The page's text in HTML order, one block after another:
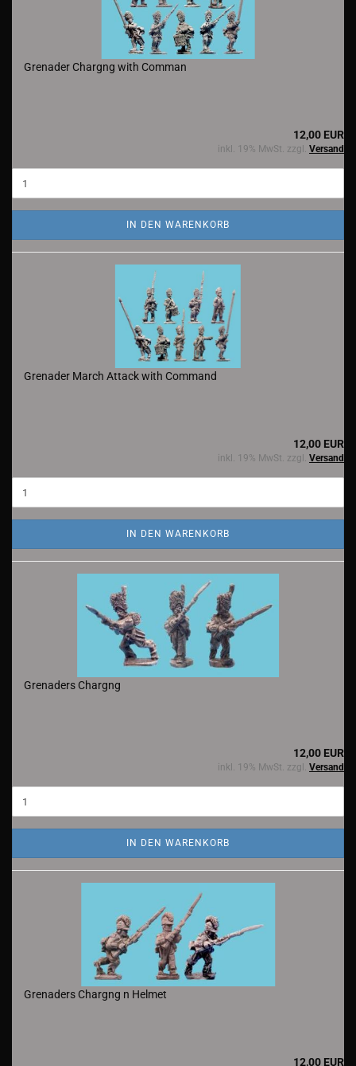
Grenader Chargng with Comman
12,00 EUR
inkl. 19% MwSt. zzgl. Versand
IN DEN WARENKORB
Grenader March Attack with Command
12,00 EUR
inkl. 19% MwSt. zzgl. Versand
IN DEN WARENKORB
Grenaders Chargng
12,00 EUR
inkl. 19% MwSt. zzgl. Versand
IN DEN WARENKORB
Grenaders Chargng n Helmet
12,00 EUR